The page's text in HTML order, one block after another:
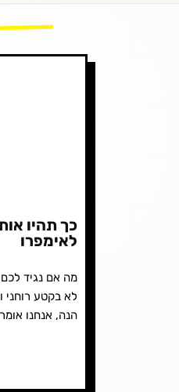
כך תהיו
לאימפרו
מה אם נגיד
לא בקטע רוחני
הנה, אנחנו